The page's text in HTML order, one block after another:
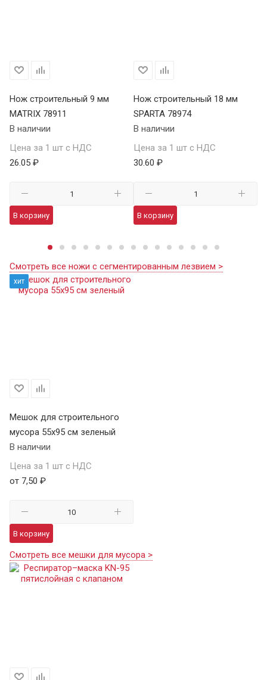
Нож строительный 9 мм
MATRIX 78911
В наличии
Цена за 1 шт с НДС
26.05 ₽
В корзину
Нож строительный 18 мм
SPARTA 78974
В наличии
Цена за 1 шт с НДС
30.60 ₽
В корзину
Смотреть все ножи с сегментированным лезвием >
хит
Мешок для строительного
мусора 55х95 см зеленый
В наличии
Цена за 1 шт с НДС
от 7,50 ₽
В корзину
Смотреть все мешки для мусора >